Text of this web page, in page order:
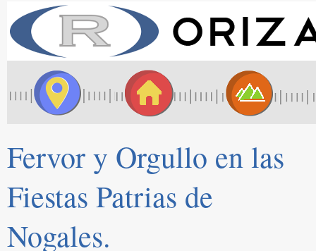
Fervor y Orgullo en las
Fiestas Patrias de
Nogales.